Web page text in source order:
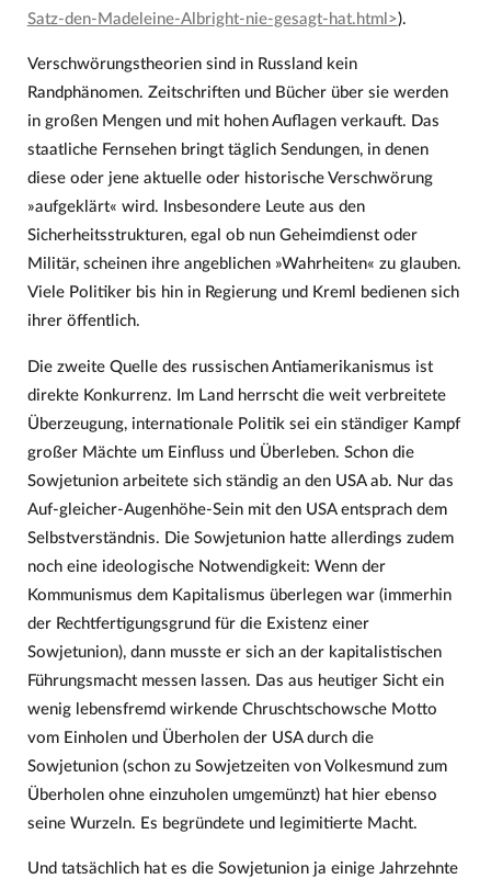
Satz-den-Madeleine-Albright-nie-gesagt-hat.html>).
Verschwörungstheorien sind in Russland kein
Randphänomen. Zeitschriften und Bücher über sie werden
in großen Mengen und mit hohen Auflagen verkauft. Das
staatliche Fernsehen bringt täglich Sendungen, in denen
diese oder jene aktuelle oder historische Verschwörung
»aufgeklärt« wird. Insbesondere Leute aus den
Sicherheitsstrukturen, egal ob nun Geheimdienst oder
Militär, scheinen ihre angeblichen »Wahrheiten« zu glauben.
Viele Politiker bis hin in Regierung und Kreml bedienen sich
ihrer öffentlich.
Die zweite Quelle des russischen Antiamerikanismus ist
direkte Konkurrenz. Im Land herrscht die weit verbreitete
Überzeugung, internationale Politik sei ein ständiger Kampf
großer Mächte um Einfluss und Überleben. Schon die
Sowjetunion arbeitete sich ständig an den USA ab. Nur das
Auf-gleicher-Augenhöhe-Sein mit den USA entsprach dem
Selbstverständnis. Die Sowjetunion hatte allerdings zudem
noch eine ideologische Notwendigkeit: Wenn der
Kommunismus dem Kapitalismus überlegen war (immerhin
der Rechtfertigungsgrund für die Existenz einer
Sowjetunion), dann musste er sich an der kapitalistischen
Führungsmacht messen lassen. Das aus heutiger Sicht ein
wenig lebensfremd wirkende Chruschtschowsche Motto
vom Einholen und Überholen der USA durch die
Sowjetunion (schon zu Sowjetzeiten von Volkesmund zum
Überholen ohne einzuholen umgemünzt) hat hier ebenso
seine Wurzeln. Es begründete und legimitierte Macht.
Und tatsächlich hat es die Sowjetunion ja einige Jahrzehnte